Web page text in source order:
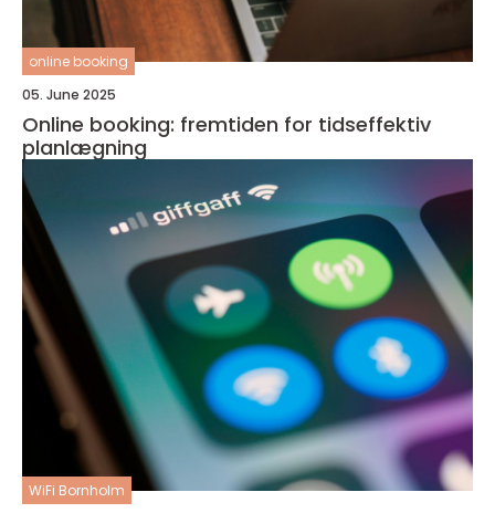
online booking
05. June 2025
Online booking: fremtiden for tidseffektiv
planlægning
WiFi Bornholm